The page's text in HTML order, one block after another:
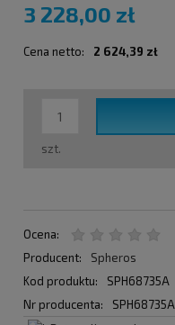
3 228,00 zł
Cena netto: 2 624,39 zł
szt.
Ocena:
Producent:
Spheros
Kod produktu:
SPH68735A
Nr producenta:
SPH68735A